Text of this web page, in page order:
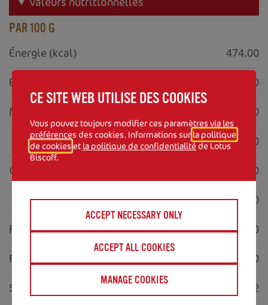
PAR 100 G
Énergie (kcal) 474.00
Énergie (kJ) 1979.00
Matières grasses (g) 29.00
     dont acides gras saturés (g)
18.00
Glucides (g) 48.00
     dont sucres (g)
28.00
Fibres alimentaires (g) 1.90
Protéines (g) 5.80
Sel (g) 0.92
CE SITE WEB UTILISE DES COOKIES
Vous pouvez toujours modifier ces paramètres via les
préférences des cookies. Informations sur la politique
de cookies et la politique de confidentialitéde Lotus
Biscoff.
ACCEPT NECESSARY ONLY
ACCEPT ALL COOKIES
MANAGE COOKIES